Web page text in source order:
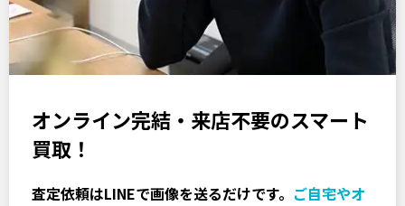
オンライン完結・来店不要のスマート
買取！
査定依頼はLINEで画像を送るだけです。 ご自宅やオ